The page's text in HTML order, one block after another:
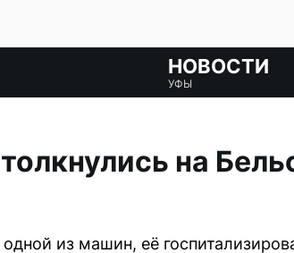
НОВОСТИ
УФЫ
на
из машин, её